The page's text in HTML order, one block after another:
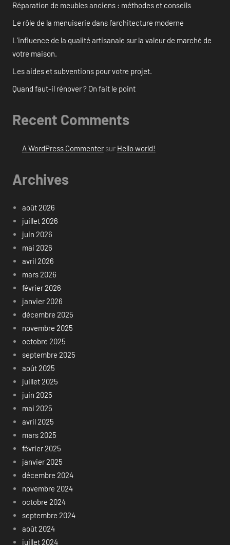
Réparation de meubles anciens : méthodes et conseils
Le rôle de la menuiserie dans l’architecture moderne
L’influence de la qualité artisanale sur la valeur de marché de
votre maison.
Les aides et subventions pour votre projet.
Quand faut-il rénover ? On fait le point
Recent Comments
A WordPress Commentersur Hello world!
Archives
août 2026
juillet 2026
juin 2026
mai 2026
avril 2026
mars 2026
février 2026
janvier 2026
décembre 2025
novembre 2025
octobre 2025
septembre 2025
août 2025
juillet 2025
juin 2025
mai 2025
avril 2025
mars 2025
février 2025
janvier 2025
décembre 2024
novembre 2024
octobre 2024
septembre 2024
août 2024
juillet 2024